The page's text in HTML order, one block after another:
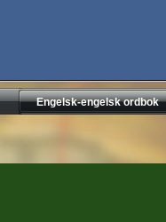
Engelsk-engelsk ordbok